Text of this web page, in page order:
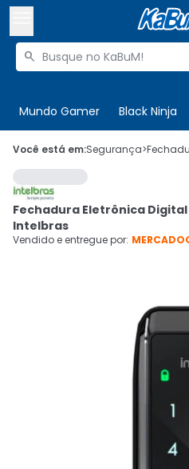
Buscar produtos

Mundo Gamer Black Ninja
 Olá. Acesse sua conta
 Departamentos
Cupons
Você está em:Segurança>
Fechadura Eletrônica Digital
Intelbras
Vendido e entregue por: